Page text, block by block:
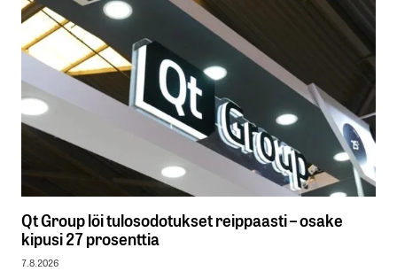
Qt Group löi tulosodotukset reippaasti – osake
kipusi 27 prosenttia
7.8.2026